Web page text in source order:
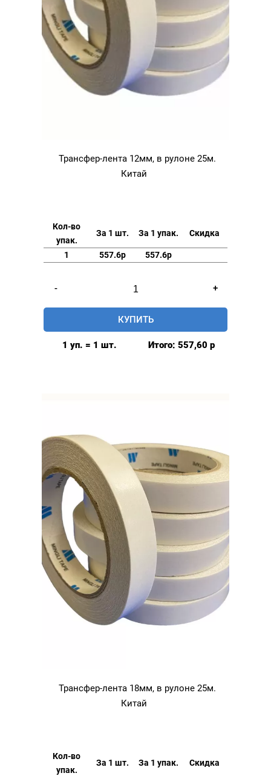
Трансфер-лента 12мм, в рулоне 25м.
Китай
Кол-во
упак.
За 1 шт. За 1 упак. Скидка
1 557.6р 557.6р
-
товара
Трансфер-
лента
+
КУПИТЬ
1 уп. = 1 шт. Итого: 557,60 р
Трансфер-лента 18мм, в рулоне 25м.
Китай
Кол-во
упак.
За 1 шт. За 1 упак. Скидка